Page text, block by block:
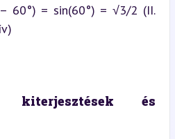
60°) = sin(60°) = √3/2 (II.
és